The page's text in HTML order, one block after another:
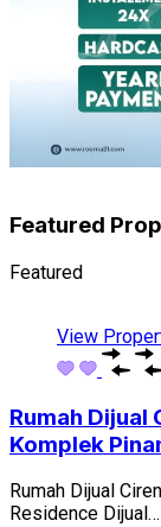
Featured
Featured
View
Rumah Dijual
Komplek
Rumah Dijual
Residence Dijual…